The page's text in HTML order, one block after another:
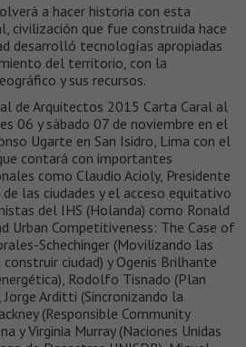
a hacer historia con esta
civilización que fue construida hace
desarrolló tecnologías apropiadas
del territorio, con la
y sus recursos.
de Arquitectos 2015 Carta Caral al
06 y sábado 07 de noviembre en el
Ugarte en San Isidro, Lima con el
contará con importantes
como Claudio Acioly, Presidente
las ciudades y el acceso equitativo
del IHS (Holanda) como Ronald
Urban Competitiveness: The Case of
Schechinger (Movilizando las
ciudad) y Ogenis Brilhante
Rodolfo Tisnado (Plan
Jorge Arditti (Sincronizando la
(Responsible Community
y Virginia Murray (Naciones Unidas